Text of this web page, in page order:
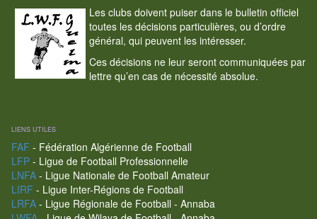
Les clubs doivent puiser dans le bulletin officiel
toutes les décisions particulières, ou d’ordre
général, qui peuvent les intéresser.
Ces décisions ne leur seront communiquées par
lettre qu’en cas de nécessité absolue.
LIENS UTILES
FAF - Fédération Algérienne de Football
LFP- Ligue de Football Professionnelle
LNFA- Ligue Nationale de Football Amateur
LIRF - Ligue Inter-Régions de Football
LRFA- Ligue Régionale de Football - Annaba